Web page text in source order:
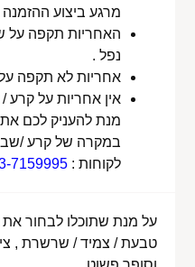
מרגע ביצוע ההזמנה
האחריות תקפה על
נפל .
אחריות לא תקפה
אין אחריות על קרע
מנת להעניק לכם
במקרה של קרע /
לקוחות :7159995
על מנת שתוכלו לבחור
טבעת / צמיד / שרשרת ,